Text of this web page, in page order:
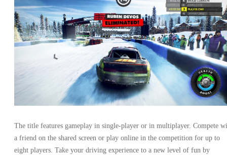
The title features gameplay in single-player or in multiplayer. Compete
a friend on the shared screen or play online in the competition for up to
eight players. Take your driving experience to a new level of fun by